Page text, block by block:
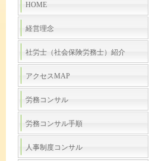
HOME
経営理念
社労士（社会保険労務士）紹介
アクセスMAP
労務コンサル
労務コンサル手順
人事制度コンサル